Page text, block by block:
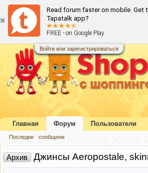
Read forum faster on mobile. Get
Tapatalk app?
FREE - on Google Play
Войти или зарегистрироваться
Главная Форум
Архив Джинсы Aeropostale,
Главная Форум
Последние сообщения
Пользователи